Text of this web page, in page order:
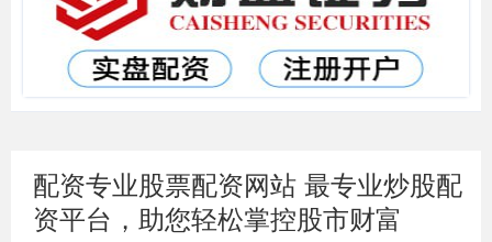
配资专业股票配资网站 最专业炒股配
资平台，助您轻松掌控股市财富